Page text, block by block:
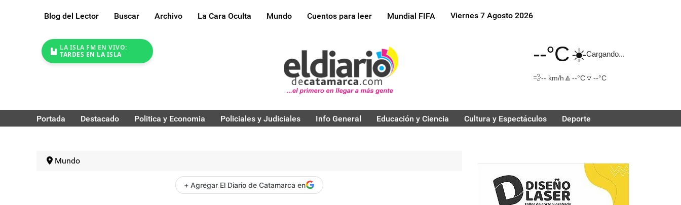
Blog del Lector Buscar Archivo La Cara Oculta Mundo Cuentos para leer Mundial FIFA Viernes 7 Agosto 2026
LA ISLA FM EN VIVO:
TARDES EN LA ISLA
--°C☀️Cargando...
💨-- km/h 🔼 --°C🔽 --°C
Portada Destacado Politica y Economia Policiales y Judiciales Info General Educación y Ciencia Cultura y Espectáculos Deporte
Mundo
+ Agregar El Diario de Catamarca en